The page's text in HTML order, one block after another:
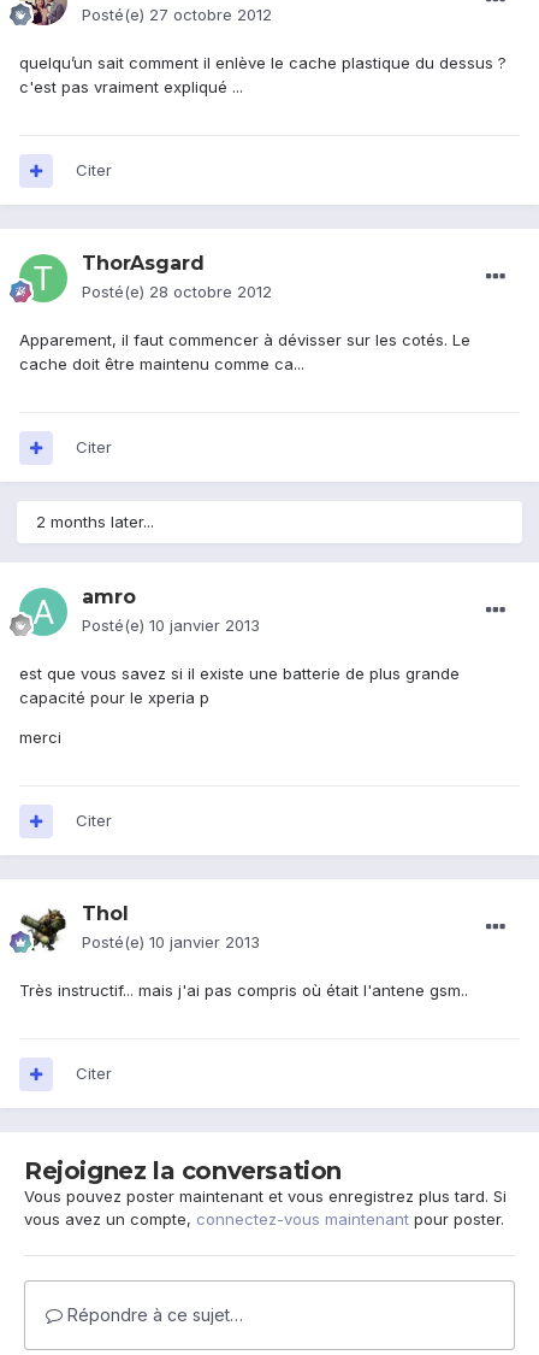
Posté(e) 27 octobre 2012
quelqu’un sait comment il enlève le cache plastique du dessus ?
c'est pas vraiment expliqué ...
Citer
ThorAsgard
Posté(e) 28 octobre 2012
Apparement, il faut commencer à dévisser sur les cotés. Le
cache doit être maintenu comme ca...
Citer
2 months later...
amro
Posté(e) 10 janvier 2013
est que vous savez si il existe une batterie de plus grande
capacité pour le xperia p
merci
Citer
Thol
Posté(e) 10 janvier 2013
Très instructif... mais j'ai pas compris où était l'antene gsm..
Citer
Rejoignez la conversation
Vous pouvez poster maintenant et vous enregistrez plus tard. Si
vous avez un compte, connectez-vous maintenant pour poster.
Répondre à ce sujet…